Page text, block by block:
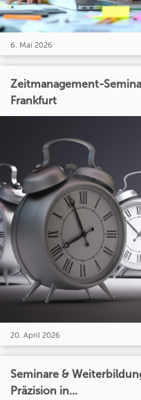
6. Mai 2026
Zeitmanagement-
Frankfurt
20. April 2026
Seminare &
Präzision in...